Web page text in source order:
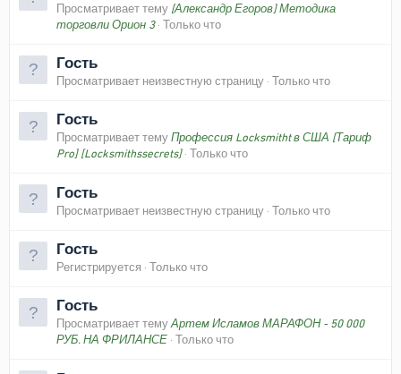
Просматривает тему [Александр Егоров] Методика
торговли Орион 3 Только что
Гость
Просматривает неизвестную страницу Только что
Гость
Просматривает тему Профессия Locksmitht в США [Тариф
Pro] [Locksmithssecrets] Только что
Гость
Просматривает неизвестную страницу Только что
Гость
Регистрируется Только что
Гость
Просматривает темуАртем Исламов МАРАФОН - 50 000
РУБ. НА ФРИЛАНСЕ Только что